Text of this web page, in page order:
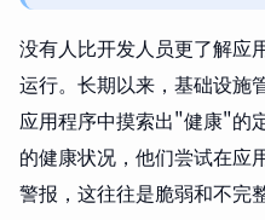
没有人比开发人员更了解应
运行。长期以来，基础设施
应用程序中摸索出"健康"的
的健康状况，他们尝试在应
警报，这往往是脆弱和不完